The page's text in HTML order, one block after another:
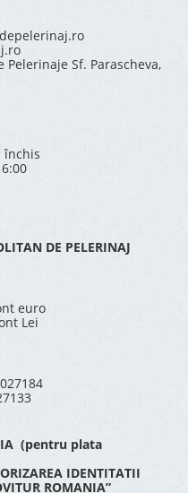
Sf. Parascheva,
închis
DE PELERINAJ
euro
Lei
(pentru plata
IDENTITATII
ROMANIA”